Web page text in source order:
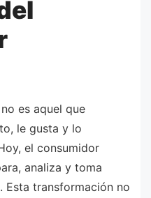
es aquel que
le gusta y lo
el consumidor
analiza y toma
Esta transformación no